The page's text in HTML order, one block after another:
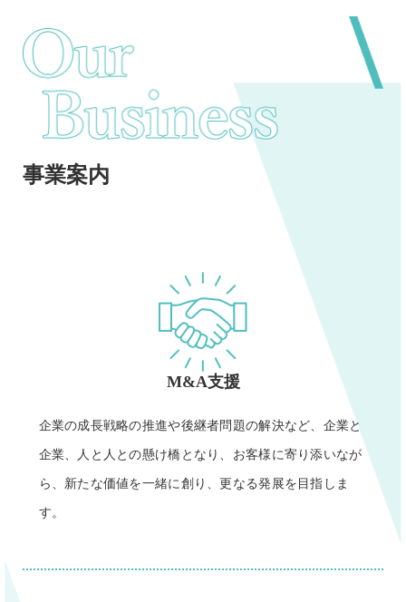
事業案内
M&A支援
企業の成長戦略の推進や後継者問題の解決など、企業と
企業、人と人との懸け橋となり、お客様に寄り添いなが
ら、新たな価値を一緒に創り、更なる発展を目指しま
す。